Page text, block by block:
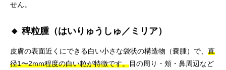
せん。
🔸 稗粒腫（はいりゅうしゅ／ミリア）
皮膚の表面近くにできる白い小さな袋状の構造物（嚢腫）で、 直
径1〜2mm程度の白い粒が特徴です。目の周り・頬・鼻周辺など